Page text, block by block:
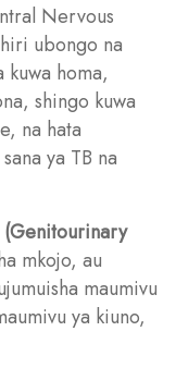
Nervous
ubongo na
homa,
shingo kuwa
na hata
ya TB na
(Genitourinary
mkojo, au
maumivu
ya kiuno,